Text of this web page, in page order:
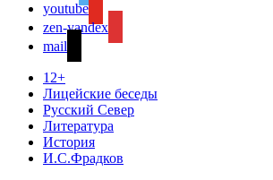
youtube
zen-yandex
mail
12+
Лицейские беседы
Русский Север
Литература
История
И.С.Фрадков